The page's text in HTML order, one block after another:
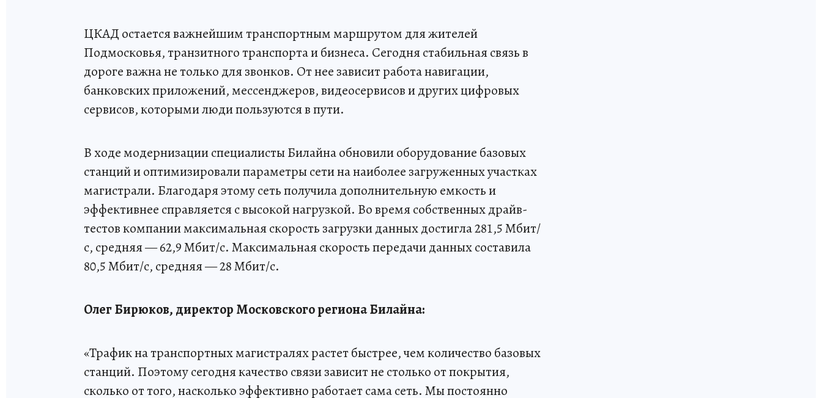
ЦКАД остается важнейшим транспортным маршрутом для жителей
Подмосковья, транзитного транспорта и бизнеса. Сегодня стабильная связь в
дороге важна не только для звонков. От нее зависит работа навигации,
банковских приложений, мессенджеров, видеосервисов и других цифровых
сервисов, которыми люди пользуются в пути.
В ходе модернизации специалисты Билайна обновили оборудование базовых
станций и оптимизировали параметры сети на наиболее загруженных участках
магистрали. Благодаря этому сеть получила дополнительную емкость и
эффективнее справляется с высокой нагрузкой. Во время собственных драйв-
тестов компании максимальная скорость загрузки данных достигла 281,5 Мбит/
с, средняя — 62,9 Мбит/с. Максимальная скорость передачи данных составила
80,5 Мбит/с, средняя — 28 Мбит/с.
Олег Бирюков, директор Московского региона Билайна:
«Трафик на транспортных магистралях растет быстрее, чем количество базовых
станций. Поэтому сегодня качество связи зависит не столько от покрытия,
сколько от того, насколько эффективно работает сама сеть. Мы постоянно